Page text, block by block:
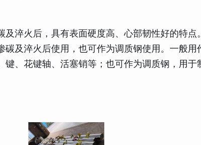
淬火后，具有表面硬度高、心部韧性好的特点
及淬火后使用，也可作为调质钢使用。一般用
、花键轴、活塞销等；也可作为调质钢，用于